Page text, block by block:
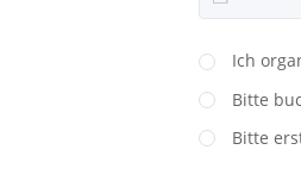
Ich
Bitte
Bitte